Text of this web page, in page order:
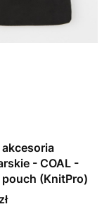
- COAL -
(KnitPro)